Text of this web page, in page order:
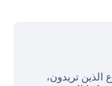
الذين تريدون،